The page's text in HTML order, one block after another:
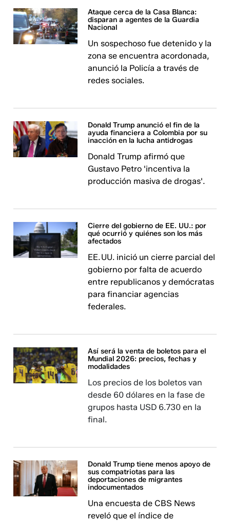
Ataque cerca de la Casa Blanca:
disparan a agentes de la Guardia
Nacional
Un sospechoso fue detenido y la
zona se encuentra acordonada,
anunció la Policía a través de
redes sociales.
Donald Trump anunció el fin de la
ayuda financiera a Colombia por su
inacción en la lucha antidrogas
Donald Trump afirmó que
Gustavo Petro 'incentiva la
producción masiva de drogas'.
Cierre del gobierno de EE. UU.: por
qué ocurrió y quiénes son los más
afectados
EE. UU. inició un cierre parcial del
gobierno por falta de acuerdo
entre republicanos y demócratas
para financiar agencias
federales.
Así será la venta de boletos para el
Mundial 2026: precios, fechas y
modalidades
Los precios de los boletos van
desde 60 dólares en la fase de
grupos hasta USD 6.730 en la
final.
Donald Trump tiene menos apoyo de
sus compatriotas para las
deportaciones de migrantes
indocumentados
Una encuesta de CBS News
reveló que el índice de